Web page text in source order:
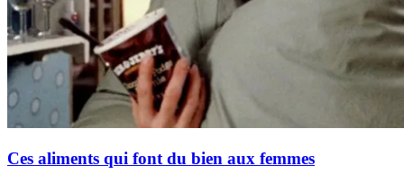
Ces aliments qui font du bien aux femmes